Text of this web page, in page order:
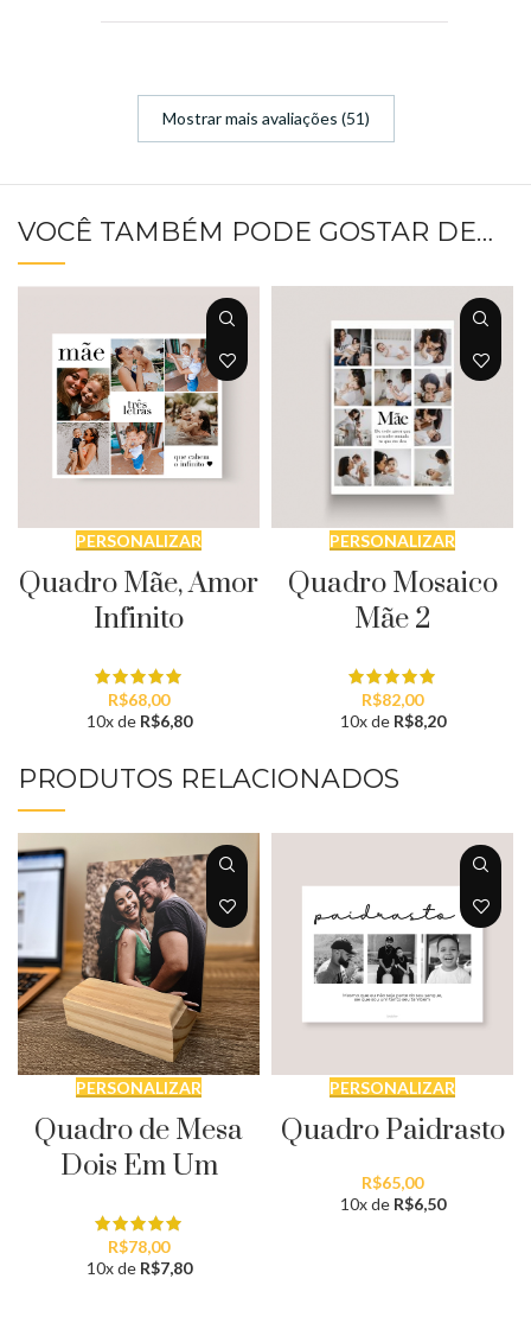
Mostrar mais avaliações (51)
VOCÊ TAMBÉM PODE GOSTAR DE…
PERSONALIZAR
Quadro Mãe, Amor
Infinito
R$68,00
10x de R$6,80
PERSONALIZAR
Quadro Mosaico
Mãe 2
R$82,00
10x de R$8,20
PRODUTOS RELACIONADOS
PERSONALIZAR
Quadro de Mesa
Dois Em Um
R$78,00
10x de R$7,80
PERSONALIZAR
Quadro Paidrasto
R$65,00
10x de R$6,50